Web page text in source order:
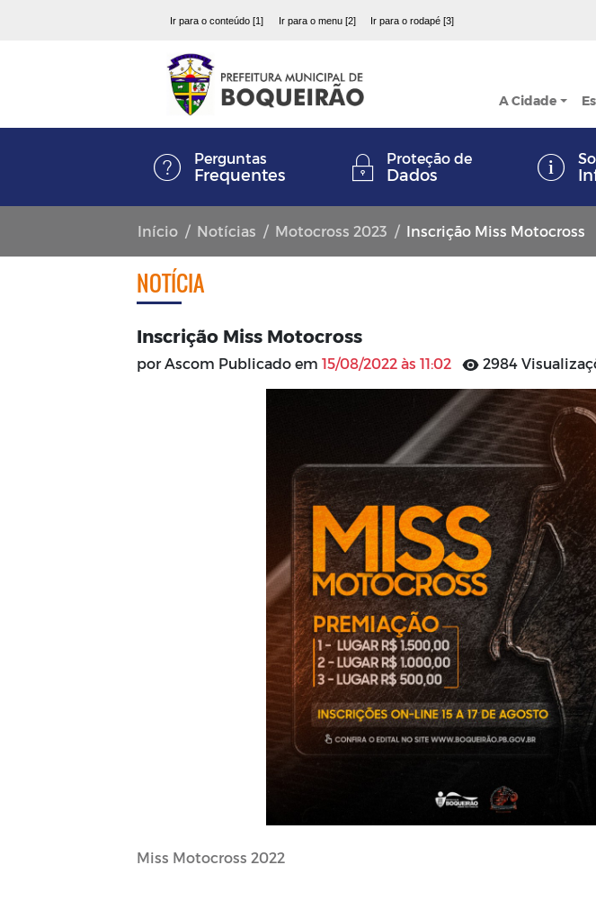
Ir para o conteúdo [1] Ir para o menu [2] Ir para o rodapé [3]
A Cidade
Perguntas
Frequentes
Proteção de
Dados
Início Notícias Motocross 2023 Inscrição Miss Motocross
NOTÍCIA
Inscrição Miss Motocross
por Ascom Publicado em 15/08/2022 às 11:02 2984
Miss Motocross 2022